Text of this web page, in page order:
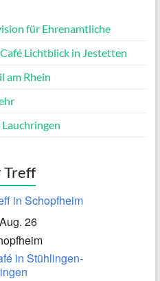
für Ehrenamtliche
Lichtblick in Jestetten
am Rhein
Treff
in Schopfheim
26
in Stühlingen-